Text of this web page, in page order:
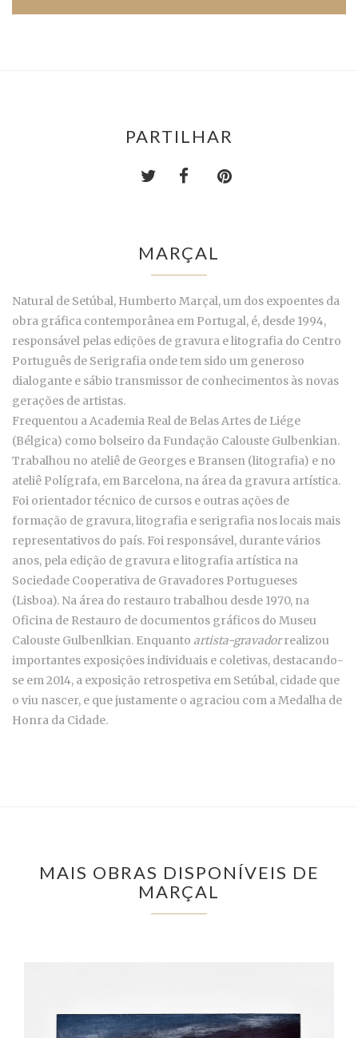
PARTILHAR
MARÇAL
Natural de Setúbal, Humberto Marçal, um dos expoentes da
obra gráfica contemporânea em Portugal, é, desde 1994,
responsável pelas edições de gravura e litografia do Centro
Português de Serigrafia onde tem sido um generoso
dialogante e sábio transmissor de conhecimentos às novas
gerações de artistas.
Frequentou a Academia Real de Belas Artes de Liége
(Bélgica) como bolseiro da Fundação Calouste Gulbenkian.
Trabalhou no ateliê de Georges e Bransen (litografia) e no
ateliê Polígrafa, em Barcelona, na área da gravura artística.
Foi orientador técnico de cursos e outras ações de
formação de gravura, litografia e serigrafia nos locais mais
representativos do país. Foi responsável, durante vários
anos, pela edição de gravura e litografia artística na
Sociedade Cooperativa de Gravadores Portugueses
(Lisboa). Na área do restauro trabalhou desde 1970, na
Oficina de Restauro de documentos gráficos do Museu
Calouste Gulbenlkian. Enquanto artista-gravadorrealizou
importantes exposições individuais e coletivas, destacando-
se em 2014, a exposição retrospetiva em Setúbal, cidade que
o viu nascer, e que justamente o agraciou com a Medalha de
Honra da Cidade.
MAIS OBRAS DISPONÍVEIS DE
MARÇAL